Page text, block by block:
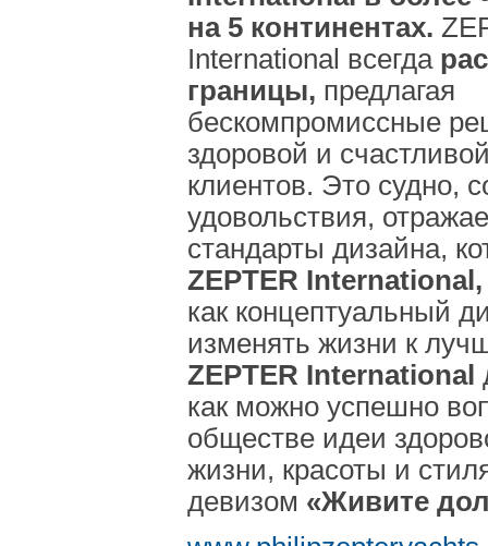
на 5 континентах.
International всегда
границы, предлагая
бескомпромиссные
здоровой и
клиентов. Это судно,
удовольствия,
стандарты дизайна,
ZEPTER International,
как концептуальный
изменять жизни к
ZEPTER International
как можно успешно
обществе идеи
жизни, красоты и
девизом «Живите